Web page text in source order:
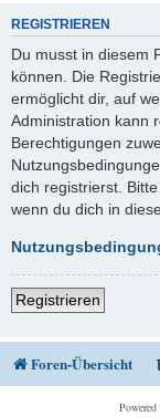
REGISTRIEREN
Du musst in diesem
können. Die
ermöglicht dir, auf
Administration kann
Berechtigungen
dich registrierst.
wenn du dich in
Registrieren
Foren-Übersicht